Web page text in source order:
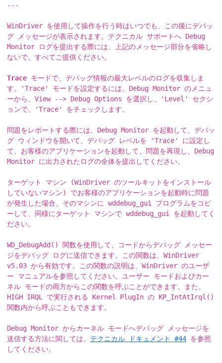
---
WinDriver を使用して操作を行う時はいつでも、この後にデバッ
グ メッセージが表示されます。テクニカル サポートへ Debug
Monitor ログを提出する際には、上記のメッセージ部分を省略し
ないで、すべてご提供ください。
Trace モードで、デバッグ情報の最大レベルのログを収集しま
す。'Trace' モードを設定するには、Debug Monitor のメニュ
ーから、View --> Debug Options を選択し、'Level' セクシ
ョンで、'Trace' をチェックします。
問題をレポートする際には、Debug Monitor を起動して、デバッ
グ ウィンドウを開いて、デバッグ レベルを 'Trace' に設定し
て、お客様のアプリケーションを起動して、問題を再現し、Debug
Monitor に出力されたログの全体を提出してください。
ターゲット マシン (WinDriver のツールキットをインストール
していないマシン) でお客様のアプリケーションを起動時に問題
が発生した場合、そのマシンに wddebug_gui プログラムをコピ
ーして、同様にターゲット マシンで wddebug_gui を起動してく
ださい。
WD_DebugAdd() 関数を使用して、コードからデバッグ メッセー
ジをデバッグ ログに送信できます。この関数は、WinDriver
v5.03 から有効です。この関数の説明は、WinDriver のユーザ
ー マニュアルを参照してください。ユーザー モードおよびカー
ネル モードの両方からこの関数を呼ぶことができます。また、
HIGH IRQL で実行される Kernel PlugIn の KP_IntAtIrql()
関数内から呼ぶこともできます。
Debug Monitor からカーネル モードへデバッグ メッセージを
送信する方法に関しては、 テクニカル ドキュメント #44 を参照
してください。